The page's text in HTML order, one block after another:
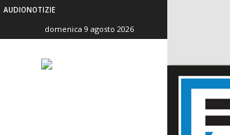
AUDIONOTIZIE
domenica 9 agosto 2026